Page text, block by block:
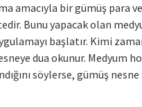
amacıyla bir gümüş para
Bunu yapacak olan
başlatır. Kimi
dua okunur. Medyum
söylerse, gümüş